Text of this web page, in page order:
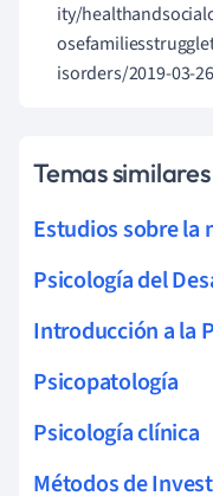
ity/
isorders/2019-03-26
Temas
Estudios sobre la
Psicología del
Introducción a la
Psicopatología
Psicología clínica
Métodos de